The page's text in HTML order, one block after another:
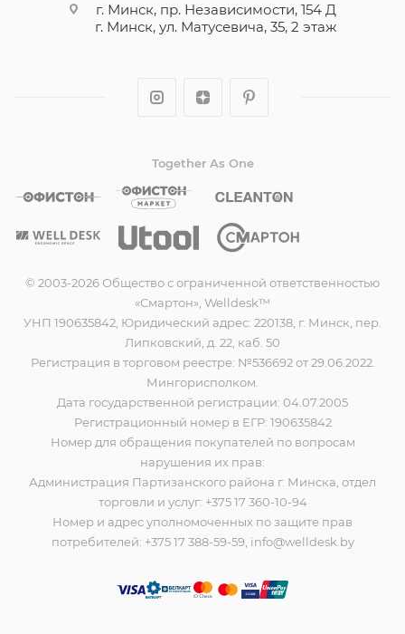
г. Минск, пр. Независимости, 154 Д
г. Минск, ул. Матусевича, 35, 2 этаж
Together As One
© 2003-2026 Общество с ограниченной ответственностью
«Смартон», Welldesk™
УНП 190635842, Юридический адрес: 220138, г. Минск, пер.
Липковский, д. 22, каб. 50
Регистрация в торговом реестре: №536692 от 29.06.2022.
Мингорисполком.
Дата государственной регистрации: 04.07.2005
Регистрационный номер в ЕГР: 190635842
Номер для обращения покупателей по вопросам
нарушения их прав:
Администрация Партизанского района г. Минска, отдел
торговли и услуг: +375 17 360-10-94
Номер и адрес уполномоченных по защите прав
потребителей: +375 17 388-59-59, info@welldesk.by